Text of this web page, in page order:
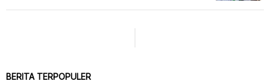
BERITA TERPOPULER